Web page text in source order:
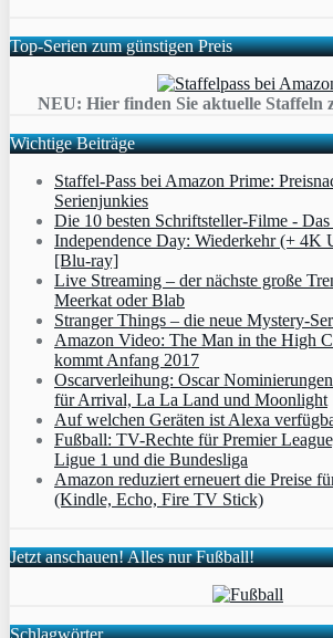
Top-Serien zum günstigen Preis
NEU: Hier finden Sie aktuelle Staffeln
Wichtige Beiträge
Staffel-Pass bei Amazon Prime:
Serienjunkies
Die 10 besten Schriftsteller-Filme -
Independence Day: Wiederkehr (+
[Blu-ray]
Live Streaming – der nächste große
Meerkat oder Blab
Stranger Things – die neue Mystery-
Amazon Video: The Man in the High
kommt Anfang 2017
Oscarverleihung: Oscar
für Arrival, La La Land und Moonlight
Auf welchen Geräten ist Alexa
Fußball: TV-Rechte für Premier
Ligue 1 und die Bundesliga
Amazon reduziert erneuert die Preise
(Kindle, Echo, Fire TV Stick)
Jetzt anschauen! Alles nur Fußball!